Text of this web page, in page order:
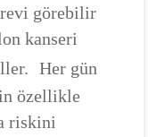
görebilir
kanseri
Her gün
özellikle
riskini